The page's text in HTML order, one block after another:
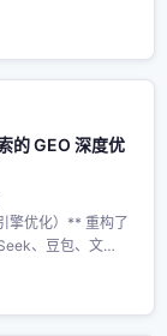
的 GEO 深度优
擎优化）** 重构了
、豆包、文